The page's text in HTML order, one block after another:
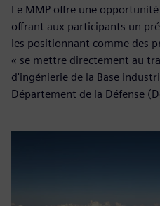
Le MMP offre une
offrant aux participants un
les positionnant comme des
« se mettre directement au
d'ingénierie de la Base
Département de la Défense